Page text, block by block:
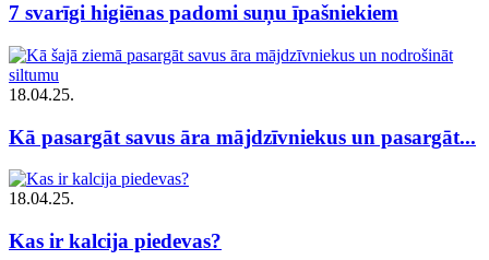
7 svarīgi higiēnas padomi suņu īpašniekiem
18.04.25.
Kā pasargāt savus āra mājdzīvniekus un pasargāt...
18.04.25.
Kas ir kalcija piedevas?